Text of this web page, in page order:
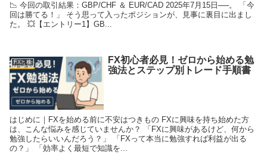
📉 今回の取引結果：GBP/CHF ＆ EUR/CAD 2025年7月15日──。 「今
回は勝てる！」 そう思って入ったポジションが、見事に裏目に出まし
た。 💥【エントリー1】GB...
FXと株
FX初心者必見！ゼロから始める勉
強法とステップ別トレード手順書
はじめに｜FXを始める前に不安はつきもの FXに興味を持ち始めた方
は、こんな悩みを感じていませんか？ 「FXに興味があるけど、何から
勉強したらいいんだろう？」 「FXって本当に勉強すれば利益が出る
の？」 「効率よく最短で知識を...